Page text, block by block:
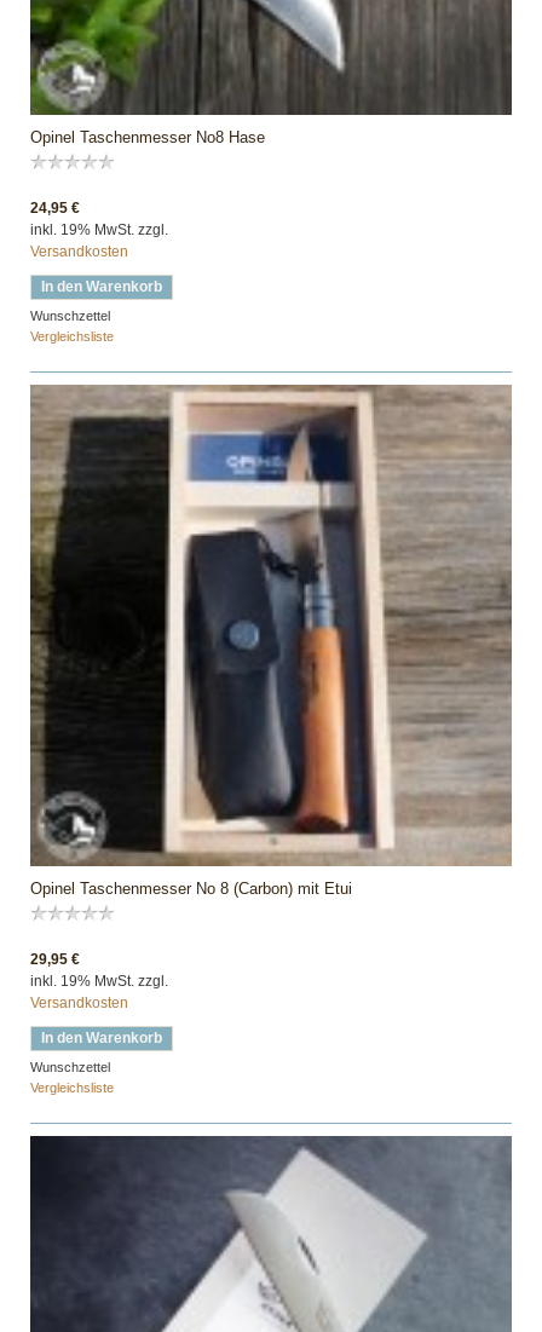
Opinel Taschenmesser No8 Hase
24,95 €
inkl. 19% MwSt. zzgl.
Versandkosten
In den Warenkorb
Wunschzettel
Vergleichsliste
Opinel Taschenmesser No 8 (Carbon) mit Etui
29,95 €
inkl. 19% MwSt. zzgl.
Versandkosten
In den Warenkorb
Wunschzettel
Vergleichsliste